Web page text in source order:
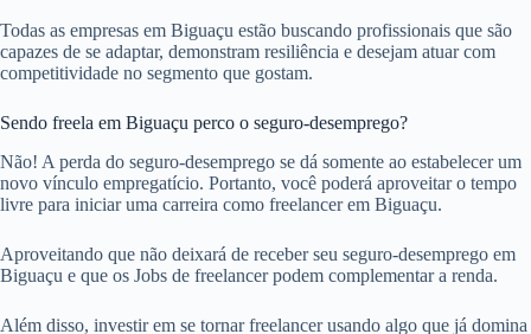
Todas as empresas em Biguaçu estão buscando profissionais que são
capazes de se adaptar, demonstram resiliência e desejam atuar com
competitividade no segmento que gostam.
Sendo freela em Biguaçu perco o seguro-desemprego?
Não! A perda do seguro-desemprego se dá somente ao estabelecer um
novo vínculo empregatício. Portanto, você poderá aproveitar o tempo
livre para iniciar uma carreira como freelancer em Biguaçu.
Aproveitando que não deixará de receber seu seguro-desemprego em
Biguaçu e que os Jobs de freelancer podem complementar a renda.
Além disso, investir em se tornar freelancer usando algo que já domina